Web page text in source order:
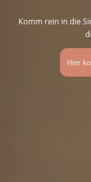
Komm rein in die
Hier